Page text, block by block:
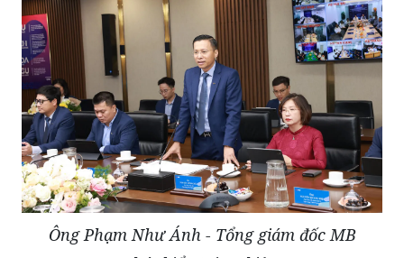
Ông Phạm Như Ánh - Tổng giám đốc MB